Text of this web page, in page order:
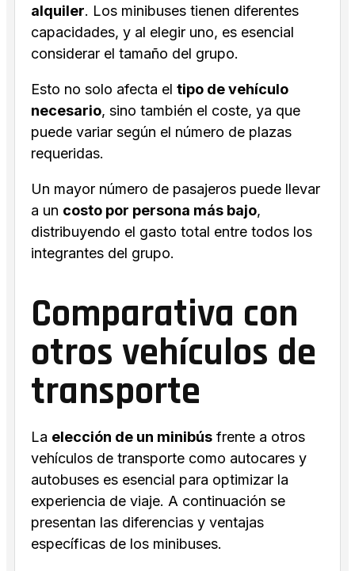
alquiler. Los minibuses tienen diferentes
capacidades, y al elegir uno, es esencial
considerar el tamaño del grupo.
Esto no solo afecta el tipo de vehículo
necesario, sino también el coste, ya que
puede variar según el número de plazas
requeridas.
Un mayor número de pasajeros puede llevar
a un costo por persona más bajo,
distribuyendo el gasto total entre todos los
integrantes del grupo.
Comparativa con
otros vehículos de
transporte
La elección de un minibús frente a otros
vehículos de transporte como autocares y
autobuses es esencial para optimizar la
experiencia de viaje. A continuación se
presentan las diferencias y ventajas
específicas de los minibuses.